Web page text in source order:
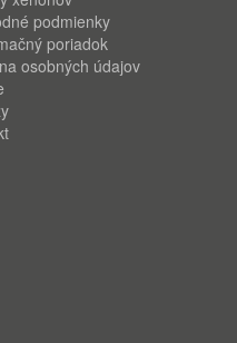
podmienky
poriadok
osobných údajov